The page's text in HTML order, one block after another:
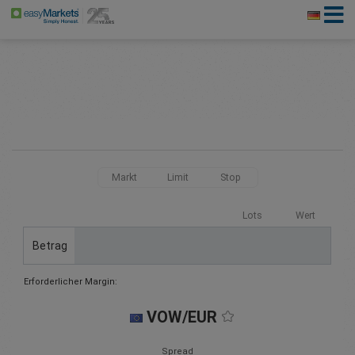
Markt Limit Stop
Lots Wert
Betrag
Erforderlicher Margin:
VOW/EUR
Spread